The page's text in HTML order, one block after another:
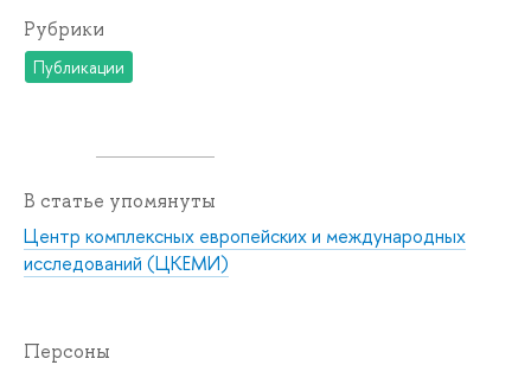
Рубрики
Публикации
В статье упомянуты
Центр комплексных европейских и международных
исследований (ЦКЕМИ)
Персоны